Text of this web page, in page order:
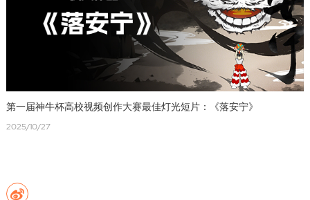
第一届神牛杯高校视频创作大赛最佳灯光短片：《落安宁》
2025/10/27